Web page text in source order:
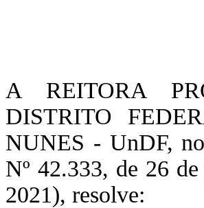
A REITORA
DISTRITO
NUNES - UnDF,
Nº 42.333, de 26
2021), resolve: